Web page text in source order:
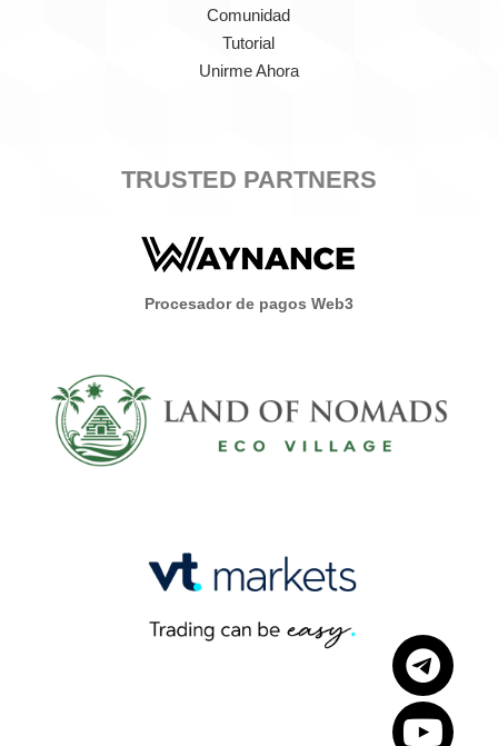
Comunidad
Tutorial
Unirme Ahora
TRUSTED PARTNERS
Procesador de pagos Web3